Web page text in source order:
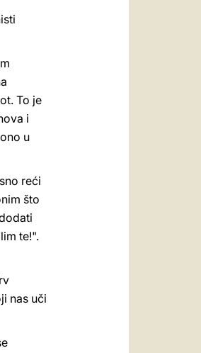
To je
i
u
reći
što
te!".
nas uči